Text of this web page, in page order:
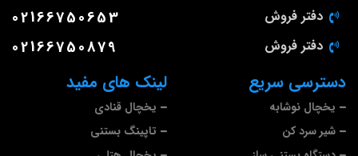
لینک های مفید
یخچال قنادی
تاپینگ بستنی
دسترسی سریع
یخچال نوشابه
شیر سرد کن
دفتر فروش 02166750653
دفتر فروش 02166750879